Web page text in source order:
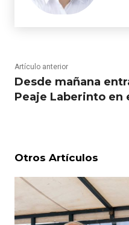
Artículo anterior
Desde mañana
Peaje Laberinto en
Otros Artículos